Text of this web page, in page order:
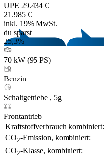
UPE 29.434 €
21.985 €
inkl. 19% MwSt.
du sparst
25,3%
70 kW (95 PS)
Benzin
Schaltgetriebe , 5g
Frontantrieb
Kraftstoffverbrauch kombiniert:
CO2-Emission, kombiniert:
CO2-Klasse, kombiniert: